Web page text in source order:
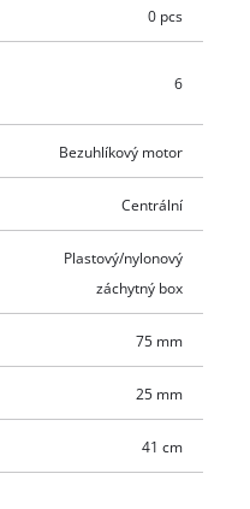
0 pcs
6
Bezuhlíkový motor
Centrální
Plastový/nylonový
záchytný box
75 mm
25 mm
41 cm